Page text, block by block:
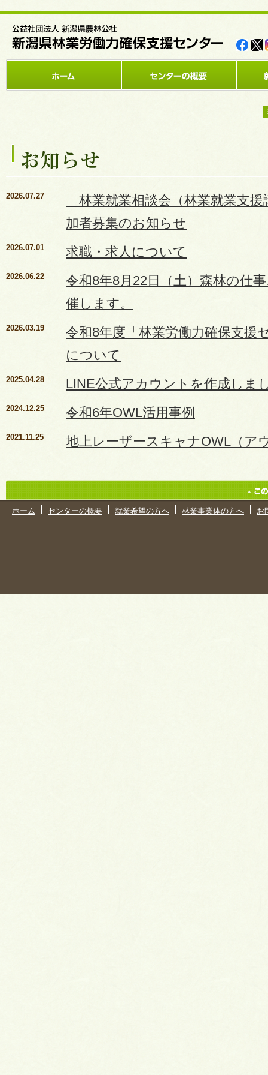
2026.07.27
「林業就業相談会（林業就業支
加者募集のお知らせ
2026.07.01 求職・求人について
2026.06.22
令和8年8月22日（土）森林の仕
催します。
2026.03.19
令和8年度「林業労働力確保支援
について
2025.04.28 LINE公式アカウントを作成しま
2024.12.25 令和6年OWL活用事例
2021.11.25 地上レーザースキャナOWL（ア
ホーム センターの概要 就業希望の方へ 林業事業体の方へ お